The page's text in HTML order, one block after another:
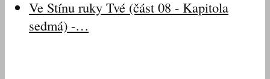
Ve Stínu ruky Tvé (část 08 - Kapitola
sedmá) -…